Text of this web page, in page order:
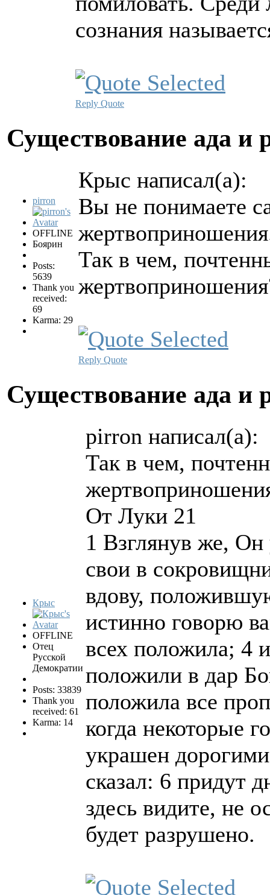
сознания
Reply Quote
Существование ада и
pirron
OFFLINE
Боярин
Posts:
5639
Thank you
received:
69
Karma: 29
Крыс написал(а):
Вы не понимаете
Так в чем,
Reply Quote
Существование ада и
Крыс
OFFLINE
Отец
Русской
Демократии
Posts: 33839
Thank you
received: 61
Karma: 14
pirron написал(а):
Так в чем,
От Луки 21
1 Взглянув же,
свои в
вдову,
истинно говорю
всех положила; 4
положили в дар
положила все
когда некоторые
украшен
сказал: 6 придут
здесь видите, не
будет разрушено.